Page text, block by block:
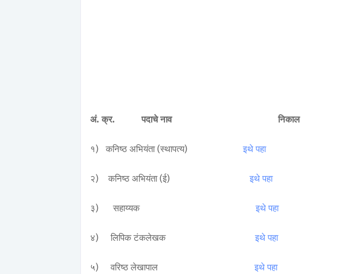
अं. क्र. पदाचे नाव निकाल
१) कनिष्ठ अभियंता (स्थापत्य) इथे पहा
२) कनिष्ठ अभियंता (ई) इथे पहा
३) सहाय्यक इथे पहा
४) लिपिक टंकलेखक इथे पहा
५) वरिष्ठ लेखापाल इथे पहा